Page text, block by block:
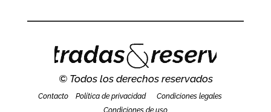
© Todos los derechos reservados
Contacto Política de privacidad
Condiciones legales